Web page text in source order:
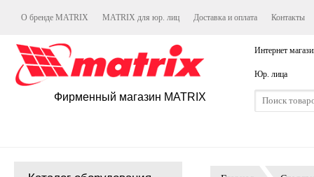
О бренде MATRIX MATRIX для юр. лиц Доставка и оплата Контакты
Фирменный магазин MATRIX
Интернет
Юр. лица